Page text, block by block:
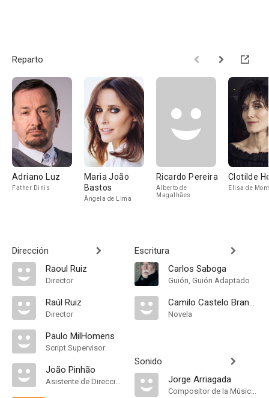
Reparto
Adriano Luz
Father Dinis
Maria João
Bastos
Ângela de Lima
Ricardo Pereira
Alberto de
Magalhães
Clotilde
Elisa de
Dirección
Raoul Ruiz
Director
Raúl Ruiz
Director
Paulo MilHomens
Script Supervisor
João Pinhão
Asistente de Dirección
Escritura
Carlos Saboga
Guión, Guión Adaptado
Camilo Castelo Branco
Novela
Sonido
Jorge Arriagada
Compositor de la Música Original